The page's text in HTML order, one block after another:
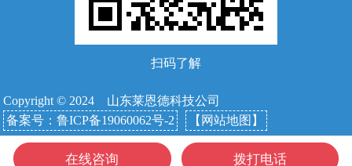
扫码了解
Copyright © 2024 山东莱恩德科技公司
备案号：鲁ICP备19060062号-2
【网站地图】
在线咨询 拨打电话